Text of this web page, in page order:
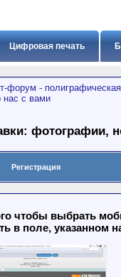
Цифровая печать
форум -
нас с вами
фотографии,
Регистрация
чтобы выбрать
в поле, указанном